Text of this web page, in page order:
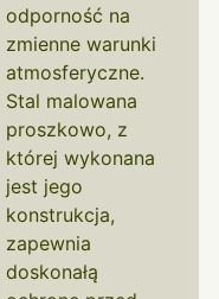
odporność na
zmienne warunki
atmosferyczne.
Stal malowana
proszkowo, z
której wykonana
jest jego
konstrukcja,
zapewnia
doskonałą